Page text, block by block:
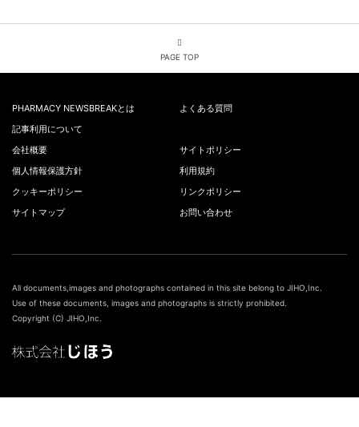
PAGE TOP
PHARMACY NEWSBREAKとは
よくある質問
記事利用について
会社概要
サイトポリシー
個人情報保護方針
利用規約
クッキーポリシー
リンクポリシー
サイトマップ
お問い合わせ
All documents,images and photographs contained in this site belong to JIHO,Inc.
Use of these documents, images and photographs is strictly prohibited.
Copyright (C) JIHO,Inc.